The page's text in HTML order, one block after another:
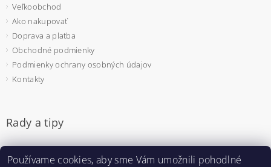
Veľkoobchod
Ako nakupovať
Doprava a platba
Obchodné podmienky
Podmienky ochrany osobných údajov
Kontakty
Rady a tipy
Používame cookies, aby sme Vám umožnili pohodlné